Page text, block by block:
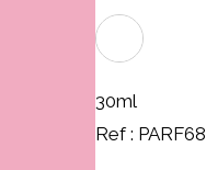
30ml
Ref : PARF68